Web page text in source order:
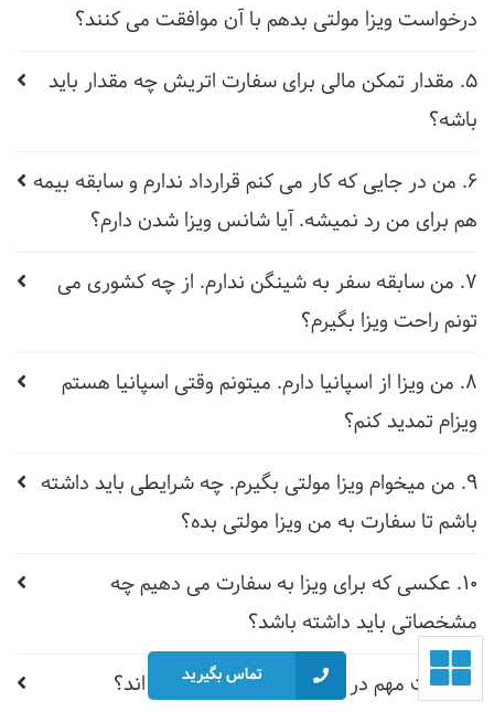
تماس بگیرید
درخواست ویزا مولتی بدهم با آن موافقت می کنند؟
5. مقدار تمکن مالی برای سفارت اتریش چه مقدار باید
باشه؟
6. من در جایی که کار می کنم قرارداد ندارم و سابقه بیمه
هم برای من رد نمیشه. آیا شانس ویزا شدن دارم؟
7. من سابقه سفر به شینگن ندارم. از چه کشوری می
تونم راحت ویزا بگیرم؟
8. من ویزا از اسپانیا دارم. میتونم وقتی اسپانیا هستم
ویزام تمدید کنم؟
9. من میخوام ویزا مولتی بگیرم. چه شرایطی باید داشته
باشم تا سفارت به من ویزا مولتی بده؟
10. عکسی که برای ویزا به سفارت می دهیم چه
مشخصاتی باید داشته باشد؟
11. نکات مهم در تهیه مدارک سفارت کدام اند؟